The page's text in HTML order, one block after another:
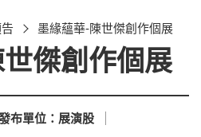
墨緣蘊華-陳世傑創作個展
傑創作個展
布單位： 展演股